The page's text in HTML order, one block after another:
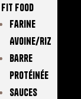
FIT FOOD
Farine
Avoine/Riz
Barre
Protéinée
Sauces